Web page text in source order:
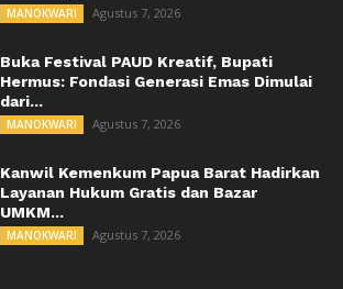
MANOKWARI Agustus 7, 2026
Buka Festival PAUD Kreatif, Bupati
Hermus: Fondasi Generasi Emas Dimulai
dari...
MANOKWARI Agustus 7, 2026
Kanwil Kemenkum Papua Barat Hadirkan
Layanan Hukum Gratis dan Bazar
UMKM...
MANOKWARI Agustus 7, 2026